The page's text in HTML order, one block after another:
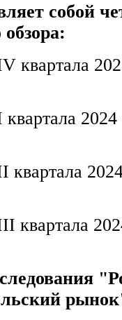
собой
квартала
2024
"